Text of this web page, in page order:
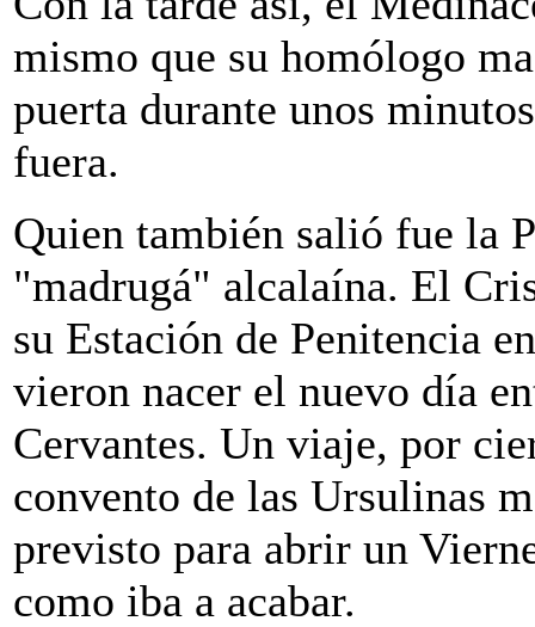
mismo que su homólogo
puerta durante unos
fuera.
Quien también salió fue la
"madrugá" alcalaína. El
su Estación de Penitencia
vieron nacer el nuevo día
Cervantes. Un viaje, por
convento de las Ursulinas
previsto para abrir un
como iba a acabar.